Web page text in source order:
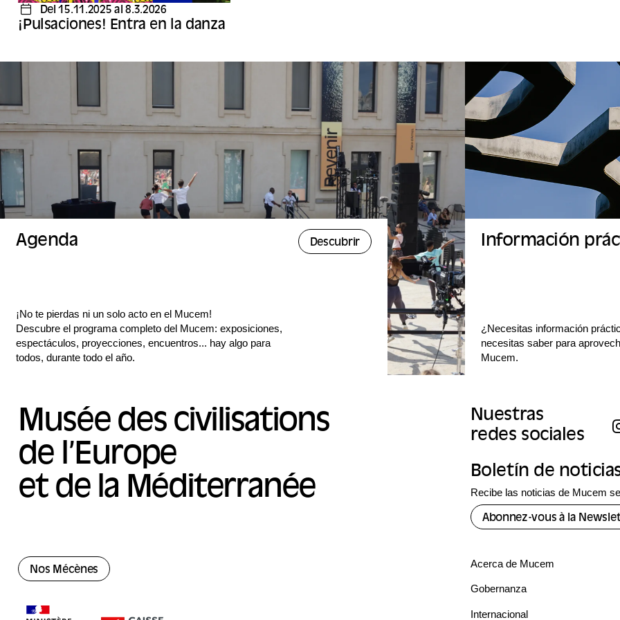
Del 15.11.2025 al 8.3.2026
¡Pulsaciones! Entra en la danza
Agenda Descubrir
¡No te pierdas ni un solo acto en el Mucem!
Descubre el programa completo del Mucem: exposiciones,
espectáculos, proyecciones, encuentros... hay algo para
todos, durante todo el año.
Información
¿Necesitas información
necesitas saber para
Mucem.
Musée des civilisations
de l’Europe
et de la Méditerranée
Nuestras
redes sociales
Boletín de
Recibe las noticias de Mucem
Abonnez-vous à la
Nos Mécènes
Acerca de Mucem
Gobernanza
Internacional